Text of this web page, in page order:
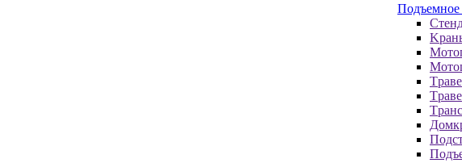
Пoдъeмнoe